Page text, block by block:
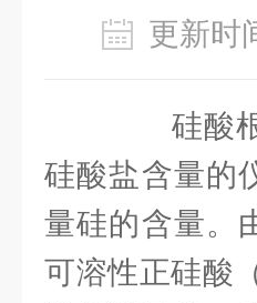
更新
硅酸根
硅酸盐含量的
量硅的含量。
可溶性正硅酸